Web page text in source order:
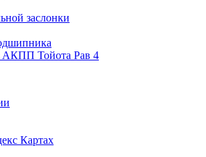
заслонки
АКПП Тойота Рав 4
Картах